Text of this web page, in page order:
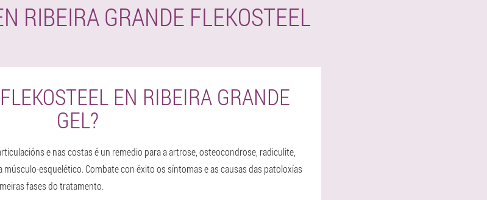
RIBEIRA GRANDE FLEKOSTEEL
EN RIBEIRA GRANDE
GEL?
e nas costas é un remedio para a artrose, osteocondrose, radiculite,
esquelético. Combate con éxito os síntomas e as causas das patoloxías
fases do tratamento.